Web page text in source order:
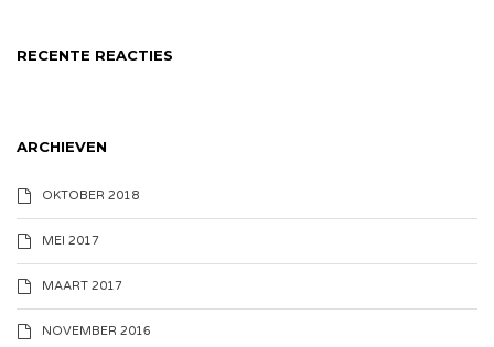
RECENTE REACTIES
ARCHIEVEN
OKTOBER 2018
MEI 2017
MAART 2017
NOVEMBER 2016